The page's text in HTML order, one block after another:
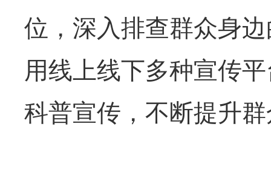
位，深入排查群众身
用线上线下多种宣传
科普宣传，不断提升